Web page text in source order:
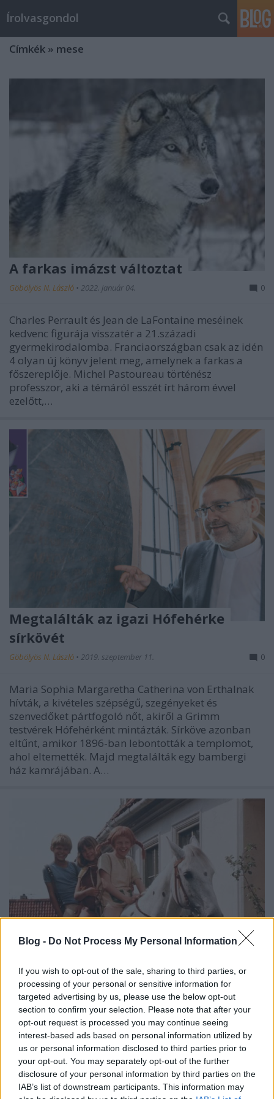
Blog - Do Not Process My Personal Information
If you wish to opt-out of the sale, sharing to third parties, or
processing of your personal or sensitive information for
targeted advertising by us, please use the below opt-out
section to confirm your selection. Please note that after your
opt-out request is processed you may continue seeing
interest-based ads based on personal information utilized by
us or personal information disclosed to third parties prior to
your opt-out. You may separately opt-out of the further
disclosure of your personal information by third parties on the
IAB’s list of downstream participants. This information may
Írolvasgondol
Címkék » mese
A farkas imázst változtat
Göbölyös N. László • 2022. január 04. 0
Charles Perrault és Jean de LaFontaine meséinek
kedvenc figurája visszatér a 21.századi
gyermekirodalomba. Franciaországban csak az idén
4 olyan új könyv jelent meg, amelynek a farkas a
főszereplője. Michel Pastoureau történész
professzor, aki a témáról esszét írt három évvel
ezelőtt,…
Megtalálták az igazi Hófehérke
sírkövét
Göbölyös N. László • 2019. szeptember 11. 0
Maria Sophia Margaretha Catherina von Erthalnak
hívták, a kivételes szépségű, szegényeket és
szenvedőket pártfogoló nőt, akiről a Grimm
testvérek Hófehérként mintázták. Sírköve azonban
eltűnt, amikor 1896-ban lebontották a templomot,
ahol eltemették. Majd megtalálták egy bambergi
ház kamrájában. A…
Harisnyás Pippi 50 éve
Göbölyös N. László•2019. április 25.
Sárgarépa színű hajával, meredő copfjaival,
emberfeletti erejével és határtalan fantáziájával
gyerekek nemzedékeit bűvölte el Harisnyás Pippi
először Astrid Lindgren könyvében, majd 1969-tól a
svéd televízióban. A vakmerő, bájos kislány